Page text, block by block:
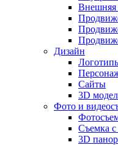
Внешняя
Дизайн
Сайты
3D
Фото и
Съемка с
3D